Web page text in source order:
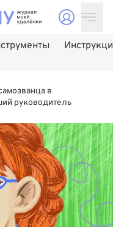
в
руководитель